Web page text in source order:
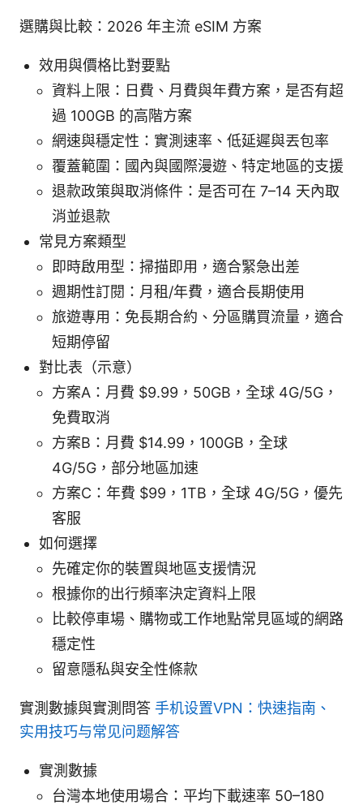
選購與比較：2026 年主流 eSIM 方案
效用與價格比對要點
資料上限：日費、月費與年費方案，是否有超
過 100GB 的高階方案
網速與穩定性：實測速率、低延遲與丟包率
覆蓋範圍：國內與國際漫遊、特定地區的支援
退款政策與取消條件：是否可在 7–14 天內取
消並退款
常見方案類型
即時啟用型：掃描即用，適合緊急出差
週期性訂閱：月租/年費，適合長期使用
旅遊專用：免長期合約、分區購買流量，適合
短期停留
對比表（示意）
方案A：月費 $9.99，50GB，全球 4G/5G，
免費取消
方案B：月費 $14.99，100GB，全球
4G/5G，部分地區加速
方案C：年費 $99，1TB，全球 4G/5G，優先
客服
如何選擇
先確定你的裝置與地區支援情況
根據你的出行頻率決定資料上限
比較停車場、購物或工作地點常見區域的網路
穩定性
留意隱私與安全性條款
實測數據與實測問答 手机设置VPN：快速指南、
实用技巧与常见问题解答
實測數據
台灣本地使用場合：平均下載速率 50–180